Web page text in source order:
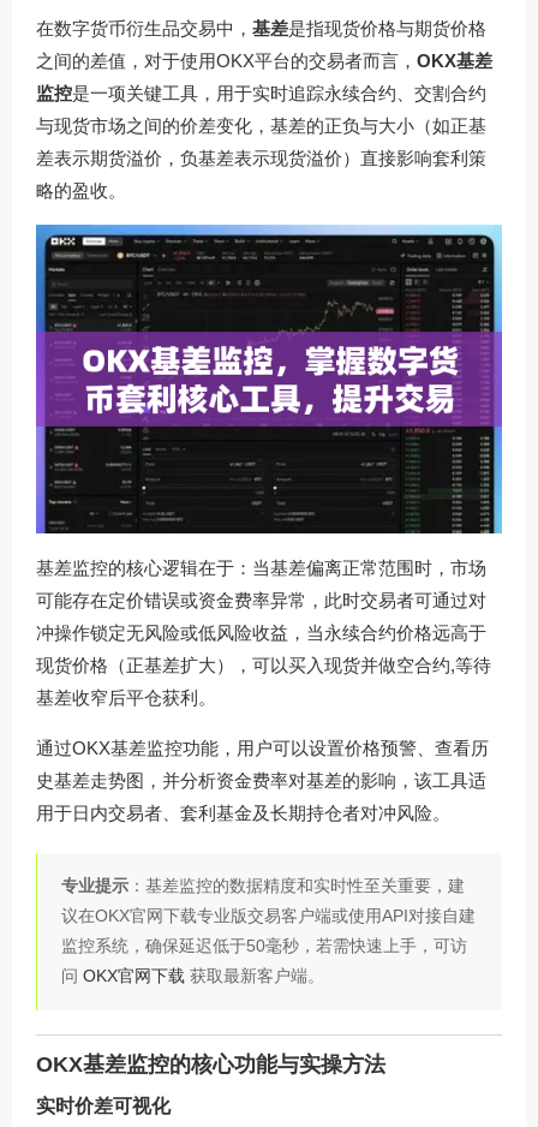
在数字货币衍生品交易中， 基差是指现货价格与期货价格
之间的差值，对于使用OKX平台的交易者而言， OKX基差
监控是一项关键工具，用于实时追踪永续合约、交割合约
与现货市场之间的价差变化，基差的正负与大小（如正基
差表示期货溢价，负基差表示现货溢价）直接影响套利策
略的盈收。
基差监控的核心逻辑在于：当基差偏离正常范围时，市场
可能存在定价错误或资金费率异常，此时交易者可通过对
冲操作锁定无风险或低风险收益，当永续合约价格远高于
现货价格（正基差扩大），可以买入现货并做空合约,等待
基差收窄后平仓获利。
通过OKX基差监控功能，用户可以设置价格预警、查看历
史基差走势图，并分析资金费率对基差的影响，该工具适
用于日内交易者、套利基金及长期持仓者对冲风险。
专业提示 ：基差监控的数据精度和实时性至关重要，建
议在OKX官网下载专业版交易客户端或使用API对接自建
监控系统，确保延迟低于50毫秒，若需快速上手，可访
问 OKX官网下载 获取最新客户端。
OKX基差监控的核心功能与实操方法
实时价差可视化